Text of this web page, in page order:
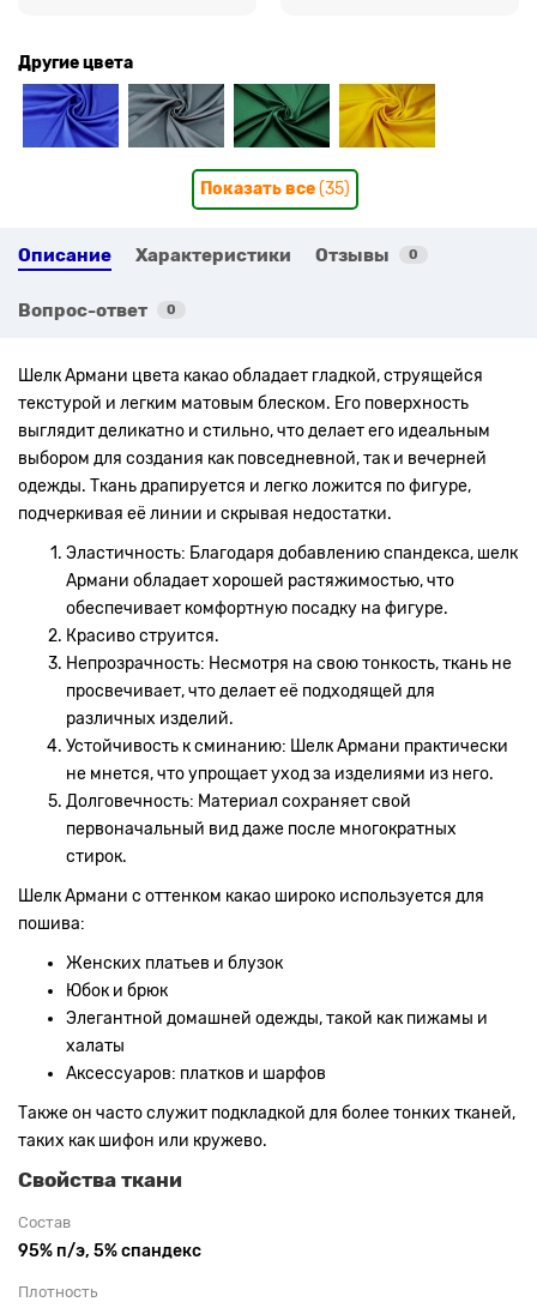
Другие цвета
Показать все(35)
Описание Характеристики Отзывы 0
Вопрос-ответ 0
Шелк Армани цвета какао обладает гладкой, струящейся
текстурой и легким матовым блеском. Его поверхность
выглядит деликатно и стильно, что делает его идеальным
выбором для создания как повседневной, так и вечерней
одежды. Ткань драпируется и легко ложится по фигуре,
подчеркивая её линии и скрывая недостатки.
Эластичность: Благодаря добавлению спандекса, шелк
Армани обладает хорошей растяжимостью, что
обеспечивает комфортную посадку на фигуре.
Красиво струится.
Непрозрачность: Несмотря на свою тонкость, ткань не
просвечивает, что делает её подходящей для
различных изделий.
Устойчивость к сминанию: Шелк Армани практически
не мнется, что упрощает уход за изделиями из него.
Долговечность: Материал сохраняет свой
первоначальный вид даже после многократных
стирок.
Шелк Армани с оттенком какао широко используется для
пошива:
Женских платьев и блузок
Юбок и брюк
Элегантной домашней одежды, такой как пижамы и
халаты
Аксессуаров: платков и шарфов
Также он часто служит подкладкой для более тонких тканей,
таких как шифон или кружево.
Свойства ткани
Состав
95% п/э, 5% спандекс
Плотность